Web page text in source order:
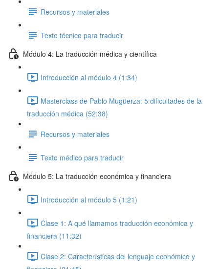
Recursos y materiales
Texto técnico para traducir
Módulo 4: La traducción médica y científica
Introducción al módulo 4 (1:34)
Masterclass de Pablo Mugüerza: 5 dificultades de la
traducción médica (52:38)
Recursos y materiales
Texto médico para traducir
Módulo 5: La traducción económica y financiera
Introducción al módulo 5 (1:21)
Clase 1: A qué llamamos traducción económica y
financiera (11:32)
Clase 2: Características del lenguaje económico y